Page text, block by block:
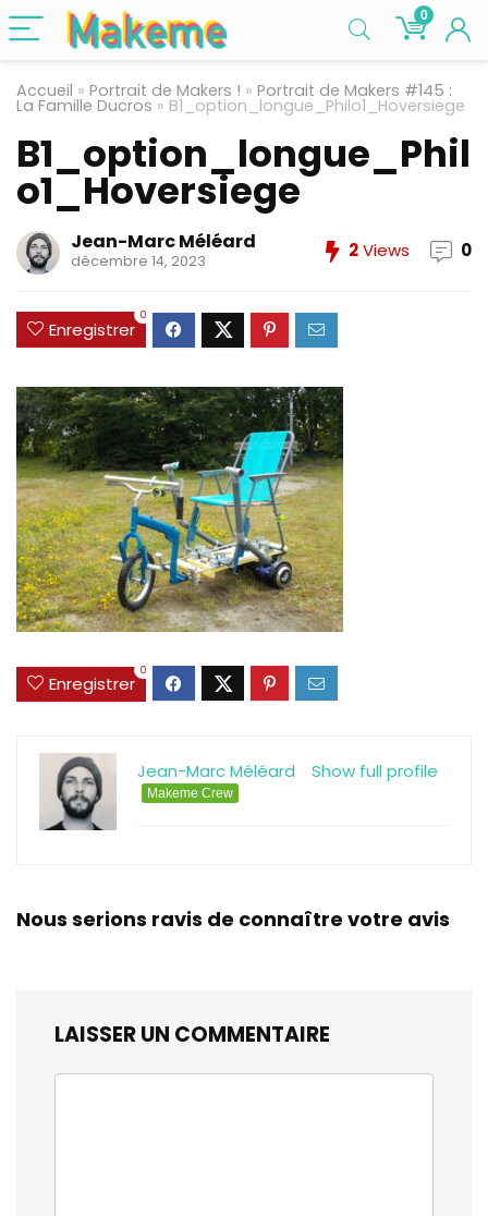
0
Accueil » Portrait de Makers ! » Portrait de Makers #145 :
La Famille Ducros » B1_option_longue_Philo1_Hoversiege
B1_option_longue_Phil
o1_Hoversiege
Jean-Marc Méléard
décembre 14, 2023 2Views 0
Enregistrer
0
Enregistrer
0
Show full profile
Jean-Marc Méléard
Makeme Crew
Nous serions ravis de connaître votre avis
LAISSER UN COMMENTAIRE